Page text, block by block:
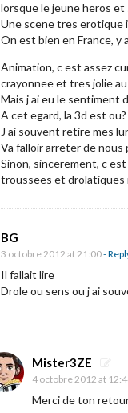
lorsque le jeune heros
Une scene tres erotique
On est bien en France, y
Animation, c est assez
crayonnee et tres jolie
Mais j ai eu le sentiment
A cet egard, la 3d est
J ai souvent retire mes
Va falloir arreter de
Sinon, sincerement, c
troussees et drolatiques
BG
3 octobre 2012 at 21:00-
Il fallait lire
Drole ou sens ou j ai
Mister3ZE
4 octobre 2012 at
Merci de ton